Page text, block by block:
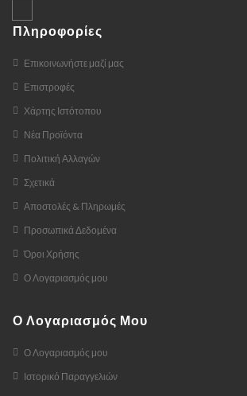
Πληροφορίες
Επικοινωνήστε μαζί μας
Επιστροφές
Χάρτης Ιστότοπου
Νέα Προϊόντα
Πολιτική Αλλαγών
Σχετικά
Αποστολές & Πληρωμές
Προσωπικά Δεδομένα
Όροι Χρήσης
Ο Λογαριασμός μου
Ο Λογαριασμός Μου
Ο Λογαριασμός μου
Ιστορικό Παραγγελιών